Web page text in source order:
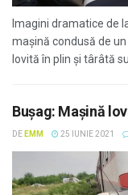
Imagini dramatice de
mașină condusă de
lovită în plin și târâtă
Bușag: Mașină
DE EMM 25 IUNIE 2021